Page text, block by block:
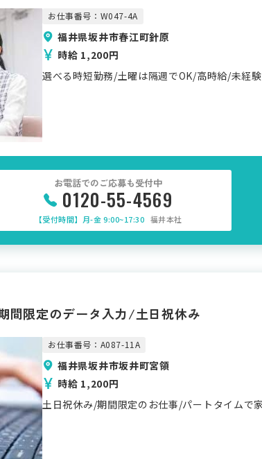
お仕事番号：W047-4A
福井県坂井市春江町針原
時給 1,200円
選べる時短勤務/土曜は隔週でOK/高時給/未経
お電話でのご応募も受付中
0120-55-4569
【受付時間】月-金 9:00~17:30 福井本社
間限定のデータ入力/土日祝休み
お仕事番号：A087-11A
福井県坂井市坂井町宮領
時給 1,200円
土日祝休み/期間限定のお仕事/パートタイムで